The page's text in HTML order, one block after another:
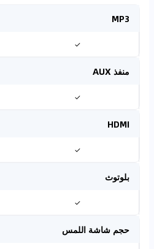
MP3
✓
منفذ AUX
✓
HDMI
✓
بلوتوث
✓
حجم شاشة اللمس